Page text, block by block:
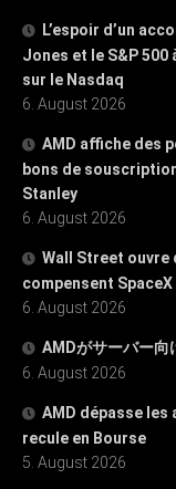
L’espoir d’un
Jones et le S&P 500
sur le Nasdaq
6. August 2026
AMD affiche des
bons de
Stanley
6. August 2026
Wall Street ouvre
compensent SpaceX
6. August 2026
AMDがサーバー向
6. August 2026
AMD dépasse les
recule en Bourse
5. August 2026